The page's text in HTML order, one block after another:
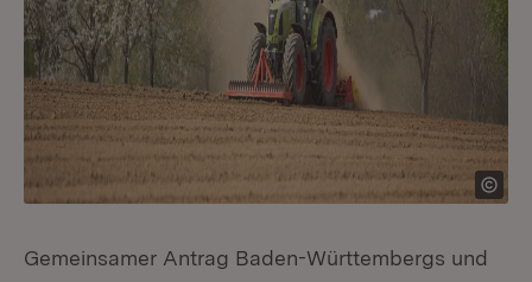
Gemeinsamer Antrag Baden-Württembergs und